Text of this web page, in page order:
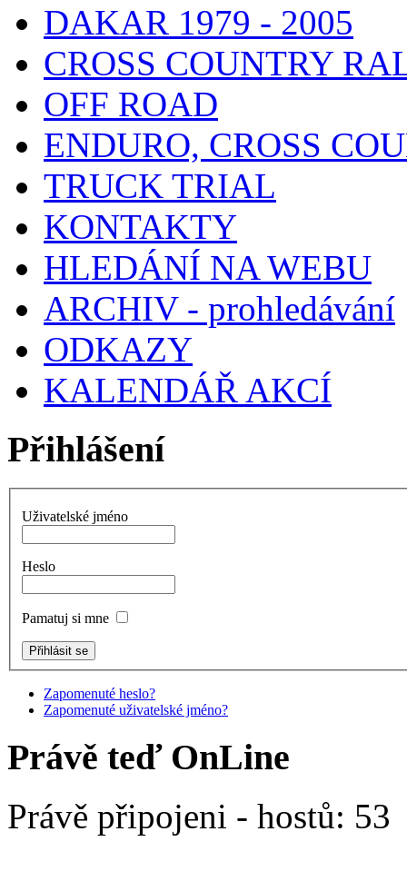
DAKAR 1979 - 2005
CROSS COUNTRY
OFF ROAD
ENDURO, CROSS
TRUCK TRIAL
KONTAKTY
HLEDÁNÍ NA WEBU
ARCHIV - prohledávání
ODKAZY
KALENDÁŘ AKCÍ
Přihlášení
Uživatelské jméno
Heslo
Pamatuj si mne
Zapomenuté heslo?
Zapomenuté uživatelské jméno?
Právě teď OnLine
Právě připojeni - hostů: 53